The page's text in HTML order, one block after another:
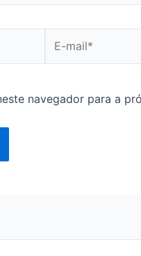
mail*
navegador para a